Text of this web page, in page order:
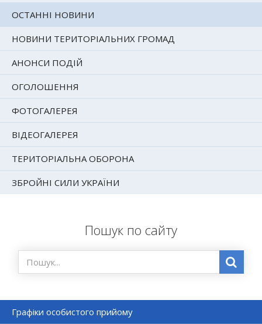
ОСТАННІ НОВИНИ
НОВИНИ ТЕРИТОРІАЛЬНИХ ГРОМАД
АНОНСИ ПОДІЙ
ОГОЛОШЕННЯ
ФОТОГАЛЕРЕЯ
ВІДЕОГАЛЕРЕЯ
ТЕРИТОРІАЛЬНА ОБОРОНА
ЗБРОЙНІ СИЛИ УКРАЇНИ
Пошук по сайту
Графіки особистого прийому